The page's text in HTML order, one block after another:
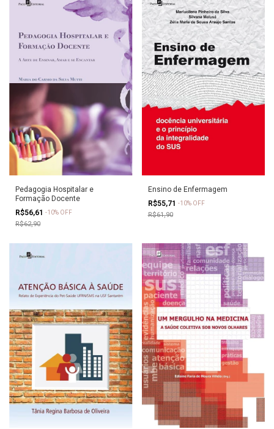
Pedagogia Hospitalar e
Formação Docente
R$56,61 -10% OFF
R$62,90
Ensino de Enfermagem
R$55,71 -10% OFF
R$61,90